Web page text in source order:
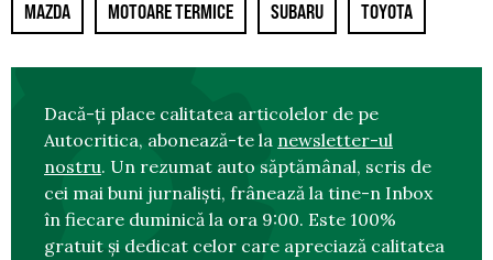
MAZDA MOTOARE TERMICE SUBARU TOYOTA
Dacă-ți place calitatea articolelor de pe
Autocritica, abonează-te la newsletter-ul
nostru. Un rezumat auto săptămânal, scris de
cei mai buni jurnaliști, frânează la tine-n Inbox
în fiecare duminică la ora 9:00. Este 100%
gratuit și dedicat celor care apreciază calitatea